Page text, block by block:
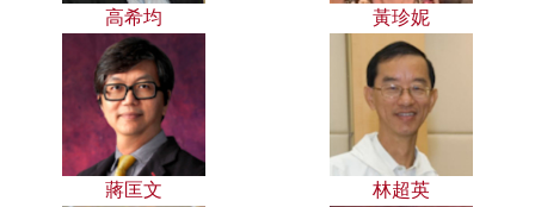
高希均 黃珍妮
蔣匡文 林超英